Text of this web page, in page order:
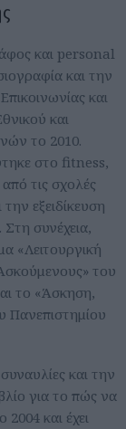
και personal
και την
και
και
το 2010.
στο fitness,
τις σχολές
εξειδίκευση
συνέχεια,
«Λειτουργική
του
το «Άσκηση,
Πανεπιστημίου
και την
για το πώς να
και έχει